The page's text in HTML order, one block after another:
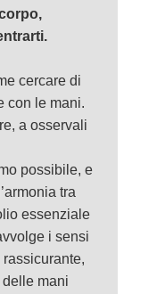
cercare di
con le mani.
a osservali
possibile, e
tra
essenziale
i sensi
mani